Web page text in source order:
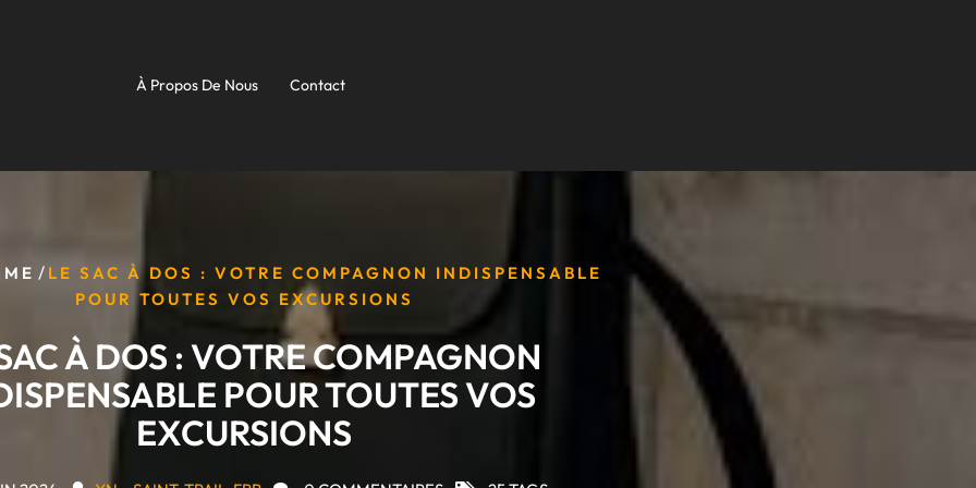
À Propos De Nous Contact
/ LE SAC À DOS : VOTRE COMPAGNON INDISPENSABLE
POUR TOUTES VOS EXCURSIONS
À DOS : VOTRE COMPAGNON
POUR TOUTES VOS
EXCURSIONS